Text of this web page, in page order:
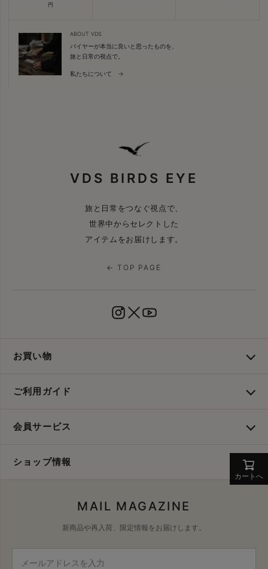
カートへ
円
ABOUT VDS
バイヤーが本当に良いと思ったものを、
旅と日常の視点で。
私たちについて →
VDS BIRDS EYE
旅と日常をつなぐ視点で、
世界中からセレクトした
アイテムをお届けします。
← TOP PAGE
お買い物
ご利用ガイド
会員サービス
ショップ情報
MAIL MAGAZINE
新商品や再入荷、限定情報をお届けします。